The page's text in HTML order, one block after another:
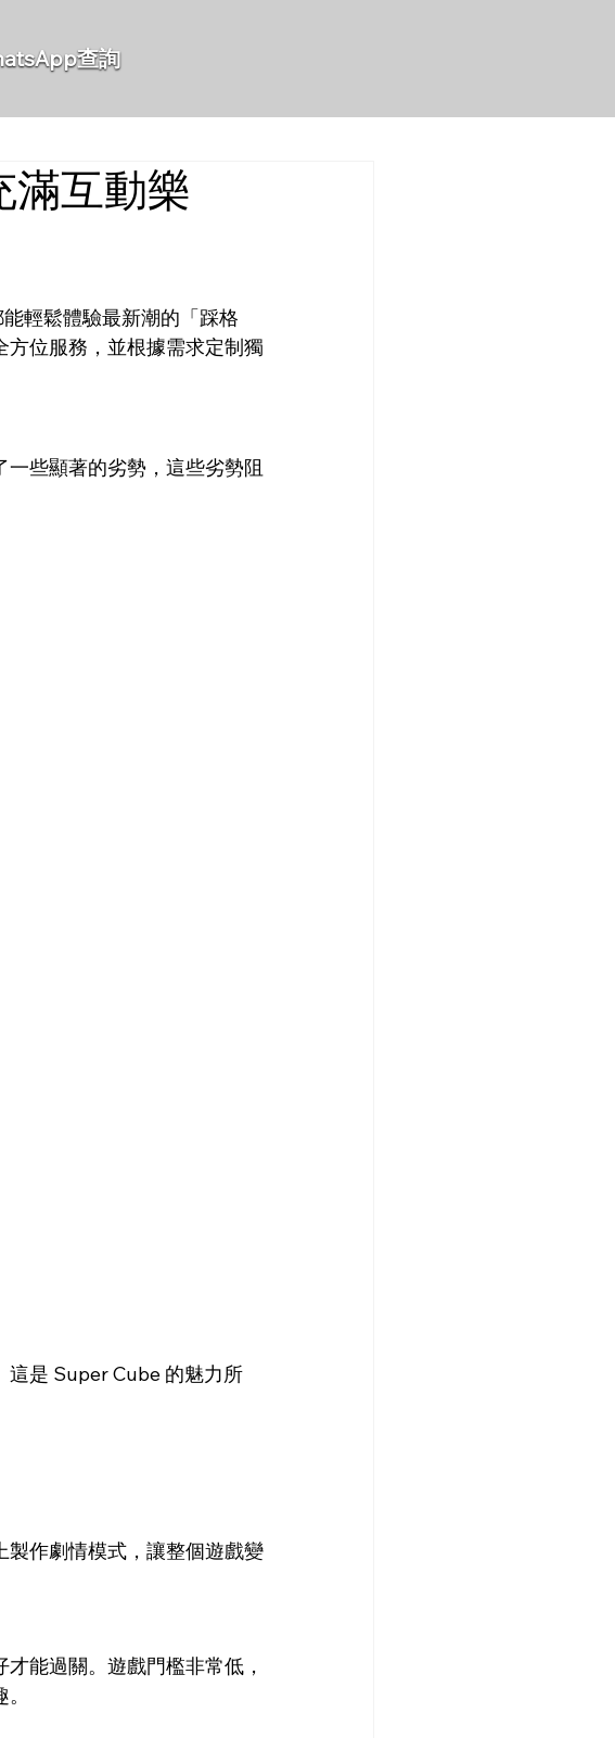
查詢
互動樂
輕鬆體驗最新潮的「踩格
位服務，並根據需求定制獨
些顯著的劣勢，這些劣勢阻
這是 Super Cube 的魅力所
作劇情模式，讓整個遊戲變
能過關。遊戲門檻非常低，